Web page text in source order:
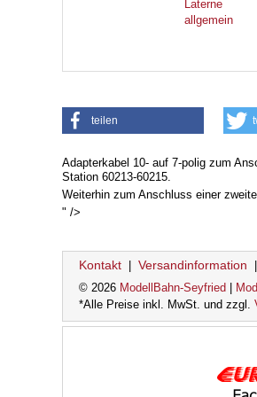
Laterne
allgemein
teilen
Adapterkabel 10- auf 7-polig zum
Station 60213-60215.
Weiterhin zum Anschluss einer
" />
Kontakt Versandinformation
© 2026 ModellBahn-Seyfried
*Alle Preise inkl. MwSt. und zzgl.